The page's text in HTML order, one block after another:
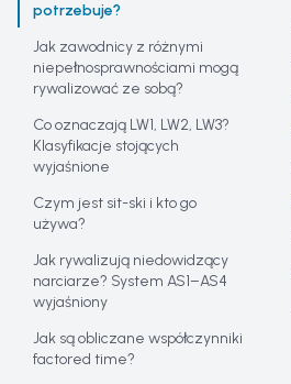
potrzebuje?
Jak zawodnicy z różnymi
niepełnosprawnościami mogą
rywalizować ze sobą?
Co oznaczają LW1, LW2, LW3?
Klasyfikacje stojących
wyjaśnione
Czym jest sit-ski i kto go
używa?
Jak rywalizują niedowidzący
narciarze? System AS1–AS4
wyjaśniony
Jak są obliczane współczynniki
factored time?